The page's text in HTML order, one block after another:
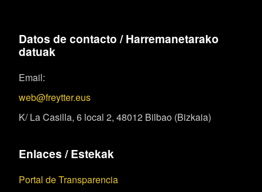
Datos de contacto / Harremanetarako
datuak
Email:
web@freytter.eus
K/ La Casilla, 6 local 2, 48012 Bilbao (Bizkaia)
Enlaces / Estekak
Portal de Transparencia